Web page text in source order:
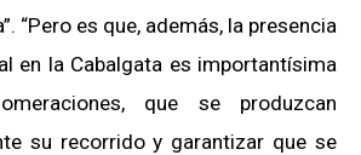
“Pero es que, además, la presencia
en la Cabalgata es importantísima
que se produzcan
su recorrido y garantizar que se